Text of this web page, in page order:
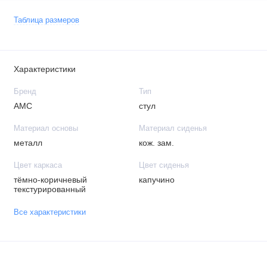
Таблица размеров
Характеристики
Бренд
АМС
Тип
стул
Материал основы
металл
Материал сиденья
кож. зам.
Цвет каркаса
тёмно-коричневый
текстурированный
Цвет сиденья
капучино
Все характеристики